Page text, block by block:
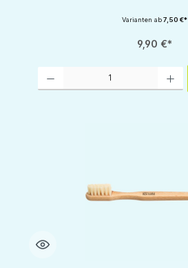
Varianten ab7,50 €*
9,90 €*